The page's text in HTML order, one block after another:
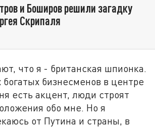
и Боширов решили загадку
Скрипаля
что я - британская шпионка.
бизнесменов в центре
есть акцент, люди строят
обо мне. Но я
от Путина и страны, в